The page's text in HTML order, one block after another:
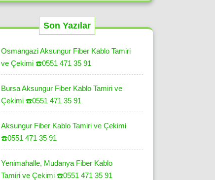
Son Yazılar
Osmangazi Aksungur Fiber Kablo Tamiri
ve Çekimi ☎️0551 471 35 91
Bursa Aksungur Fiber Kablo Tamiri ve
Çekimi ☎️0551 471 35 91
Aksungur Fiber Kablo Tamiri ve Çekimi
☎️0551 471 35 91
Yenimahalle, Mudanya Fiber Kablo
Tamiri ve Çekimi ☎️0551 471 35 91